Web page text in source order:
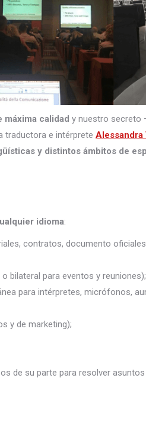
máxima calidad y nuestro secreto
traductora e intérprete Alessandra
y distintos ámbitos de
idioma:
contratos, documento
bilateral para eventos y reuniones);
para intérpretes, micrófonos,
y de marketing);
de su parte para resolver